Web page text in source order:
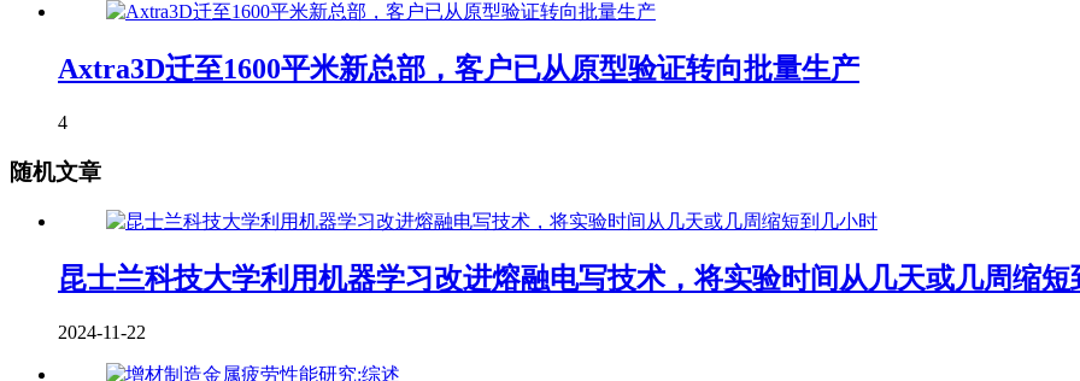
Axtra3D迁至1600平米新总部，客户已从原型验证转向批量生产
4
随机文章
昆士兰科技大学利用机器学习改进熔融电写技术，将实验时间从几天或几周缩短
2024-11-22